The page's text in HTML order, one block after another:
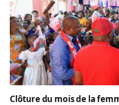
Clôture du mois de la